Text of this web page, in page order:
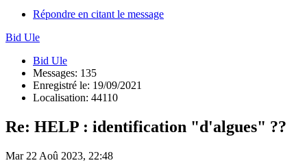
Répondre en citant le message
Bid Ule
Bid Ule
Messages: 135
Enregistré le: 19/09/2021
Localisation: 44110
Re: HELP : identification "d'algues" ??
Mar 22 Aoû 2023, 22:48